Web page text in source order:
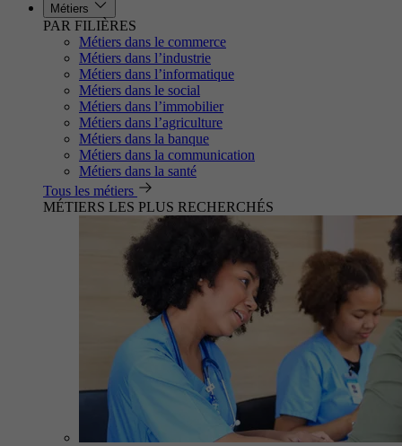
Métiers
PAR FILIÈRES
Métiers dans le commerce
Métiers dans l’industrie
Métiers dans l’informatique
Métiers dans le social
Métiers dans l’immobilier
Métiers dans l’agriculture
Métiers dans la banque
Métiers dans la communication
Métiers dans la santé
Tous les métiers
MÉTIERS LES PLUS RECHERCHÉS